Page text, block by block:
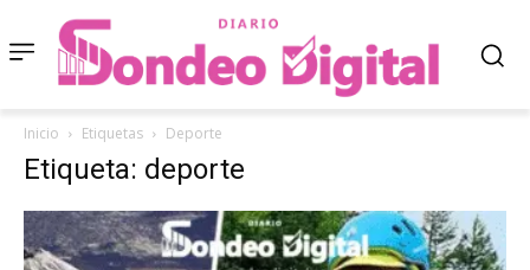
Inicio Etiquetas Deporte
Etiqueta: deporte